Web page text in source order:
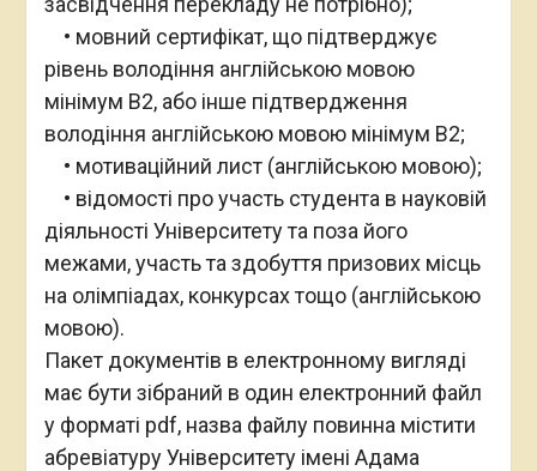
• мовний сертифікат, що підтверджує
рівень володіння англійською мовою
мінімум B2, або інше підтвердження
володіння англійською мовою мінімум B2;
• мотиваційний лист (англійською мовою);
• відомості про участь студента в науковій
діяльності Університету та поза його
межами, участь та здобуття призових місць
на олімпіадах, конкурсах тощо (англійською
мовою).
Пакет документів в електронному вигляді
має бути зібраний в один електронний файл
у форматі pdf, назва файлу повинна містити
абревіатуру Університету імені Адама